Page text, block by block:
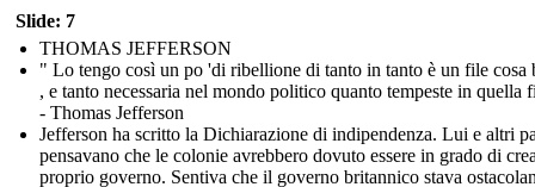
Slide: 7
THOMAS JEFFERSON
" Lo tengo così un po 'di ribellione di tanto in tanto è un file cosa
, e tanto necessaria nel mondo politico quanto tempeste in quella
- Thomas Jefferson
Jefferson ha scritto la Dichiarazione di indipendenza. Lui e altri
pensavano che le colonie avrebbero dovuto essere in grado di
proprio governo. Sentiva che il governo britannico stava